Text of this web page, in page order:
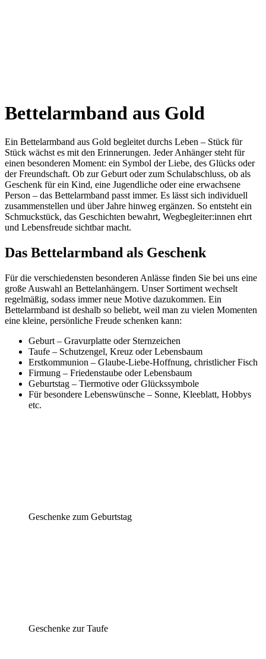
Bettelarmband aus Gold
Ein Bettelarmband aus Gold begleitet durchs Leben – Stück für
Stück wächst es mit den Erinnerungen. Jeder Anhänger steht für
einen besonderen Moment: ein Symbol der Liebe, des Glücks oder
der Freundschaft. Ob zur Geburt oder zum Schulabschluss, ob als
Geschenk für ein Kind, eine Jugendliche oder eine erwachsene
Person – das Bettelarmband passt immer. Es lässt sich individuell
zusammenstellen und über Jahre hinweg ergänzen. So entsteht ein
Schmuckstück, das Geschichten bewahrt, Wegbegleiter:innen ehrt
und Lebensfreude sichtbar macht.
Das Bettelarmband als Geschenk
Für die verschiedensten besonderen Anlässe finden Sie bei uns eine
große Auswahl an Bettelanhängern. Unser Sortiment wechselt
regelmäßig, sodass immer neue Motive dazukommen. Ein
Bettelarmband ist deshalb so beliebt, weil man zu vielen Momenten
eine kleine, persönliche Freude schenken kann:
Geburt – Gravurplatte oder Sternzeichen
Taufe – Schutzengel, Kreuz oder Lebensbaum
Erstkommunion – Glaube-Liebe-Hoffnung, christlicher Fisch
Firmung – Friedenstaube oder Lebensbaum
Geburtstag – Tiermotive oder Glückssymbole
Für besondere Lebenswünsche – Sonne, Kleeblatt, Hobbys
etc.
Geschenke zum Geburtstag
Geschenke zur Taufe